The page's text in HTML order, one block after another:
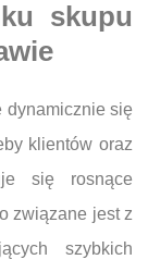
skupu
dynamicznie się
klientów oraz
się rosnące
związane jest z
szybkich